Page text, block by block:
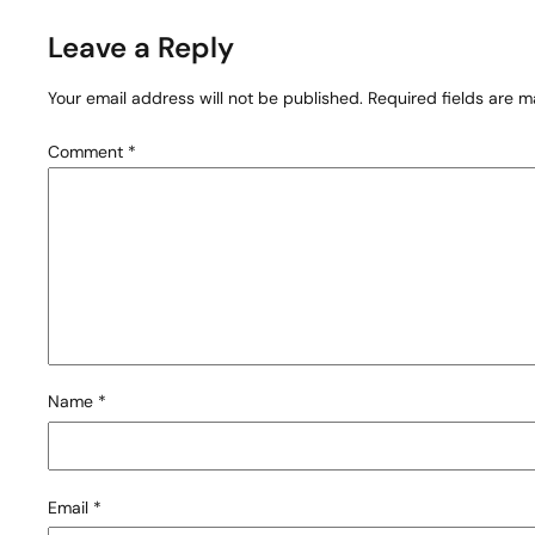
Leave a Reply
Your email address will not be published. Required fields are
Comment *
Name *
Email *